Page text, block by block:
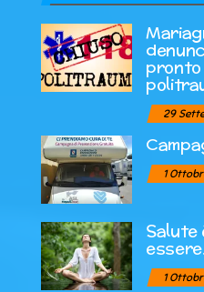
29
1
Salute
1